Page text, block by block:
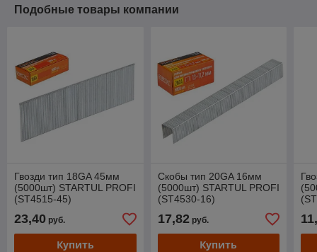
Подобные товары компании
Гвозди тип 18GA 45мм
(5000шт) STARTUL PROFI
(ST4515-45)
23,40 руб.
Купить
Скобы тип 20GA 16мм
(5000шт) STARTUL PROFI
(ST4530-16)
17,82руб.
Купить